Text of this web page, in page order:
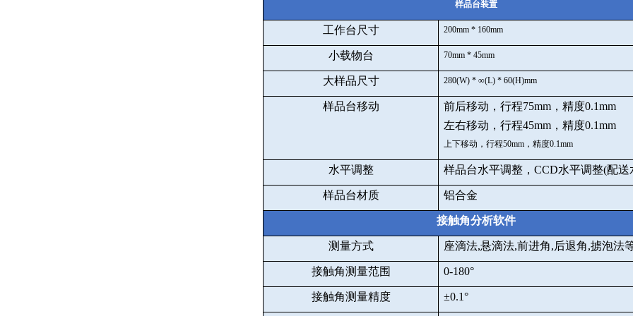
样品台装置
工作台尺寸 200mm * 160mm
小载物台 70mm * 45mm
大样品尺寸 280(W) * ∞(L) * 60(H)mm
样品台移动 前后移动，行程75mm ，精度0.1mm
左右移动，行程45mm ，精度0.1mm
上下移动，行程50mm ，精度0.1mm
水平调整 样品台水平调整， CCD水平调整(配送
样品台材质 铝合金
接触角分析软件
测量方式 座滴法,悬滴法,前进角,后退角,掳泡法
接触角测量范围 0-180°
接触角测量精度 ±0.1°